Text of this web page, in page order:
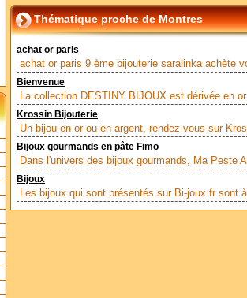
Thématique proche de Montres
achat or paris
achat or paris 9 ème bijouterie saralinka achète
Bienvenue
La collection DESTINY BIJOUX est dérivée en
Krossin Bijouterie
Un bijou en or ou en argent, rendez-vous sur
Bijoux gourmands en pâte Fimo
Dans l'univers des bijoux gourmands, Ma Peste
Bijoux
Les bijoux qui sont présentés sur Bi-joux.fr sont